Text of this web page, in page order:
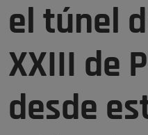
el túnel
XXIII de
desde